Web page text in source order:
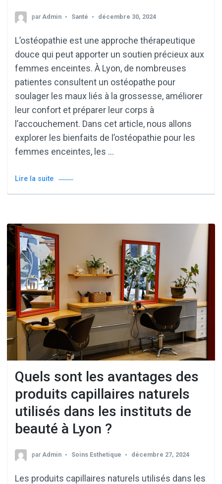
par Admin Santé décembre 30, 2024
L’ostéopathie est une approche thérapeutique
douce qui peut apporter un soutien précieux aux
femmes enceintes. À Lyon, de nombreuses
patientes consultent un ostéopathe pour
soulager les maux liés à la grossesse, améliorer
leur confort et préparer leur corps à
l’accouchement. Dans cet article, nous allons
explorer les bienfaits de l’ostéopathie pour les
femmes enceintes, les …
Lire la suite
Quels sont les avantages des
produits capillaires naturels
utilisés dans les instituts de
beauté à Lyon ?
par Admin Soins Esthetique décembre 27, 2024
Les produits capillaires naturels utilisés dans les